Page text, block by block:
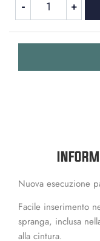
Nuova esecuzione
Facile inserimento
spranga, inclusa
alla cintura.